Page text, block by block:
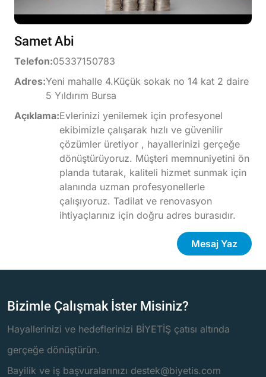
Samet Abi
Telefon:05337150783
Adres:Yeni mahalle 4.Küçük sokak no 14 kat 2 daire
5 Yıldırım Bursa
Açıklama:Evlerinizi yenilemek için profesyonel
ekibimizle çalışarak hızlı ve güvenilir
çözümler üretiyor , hayallerinizi gerçeğe
dönüştürüyoruz. Müşteri memnuniyetini ön
planda tutarak, kaliteli hizmet sunmak için
alanında uzman profesyonellerle
çalışıyoruz. Tadilat ve renovasyon
ihtiyaçlarınız için doğru adres burasıdır.
Mesaj Yaz
Bizimle Çalışmak İster Misiniz?
Hayallerinizi ve hedeflerinizi BİYETİŞ çatısı altında
gerçeğe dönüştürün.
Bayilik ve iş başvuralarınızı destek@biyetis.com